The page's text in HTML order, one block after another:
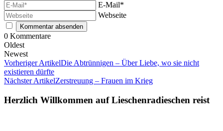
E-Mail*
Webseite
0 Kommentare
Oldest
Newest
Vorheriger ArtikelDie Abtrünnigen – Über Liebe, wo sie nicht
existieren dürfte
Nächster ArtikelZerstreuung – Frauen im Krieg
Herzlich Willkommen auf Lieschenradieschen reist